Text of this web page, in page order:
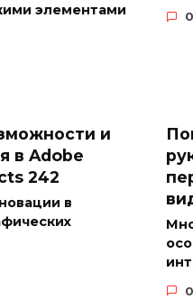
элементами
0
и
в Adobe
242
в
0